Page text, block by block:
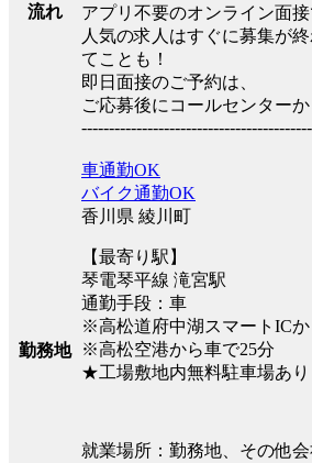
流れ
アプリ不要のオンライン面接
人気の求人はすぐに募集が
てことも！
即日面接のご予約は、
ご応募後にコールセンターか
勤務地
車通勤OK
バイク通勤OK
香川県 綾川町
【最寄り駅】
琴電琴平線 滝宮駅
通勤手段：車
※高松道府中湖スマートICか
※高松空港から車で25分
★工場敷地内無料駐車場あり
就業場所：勤務地、その他